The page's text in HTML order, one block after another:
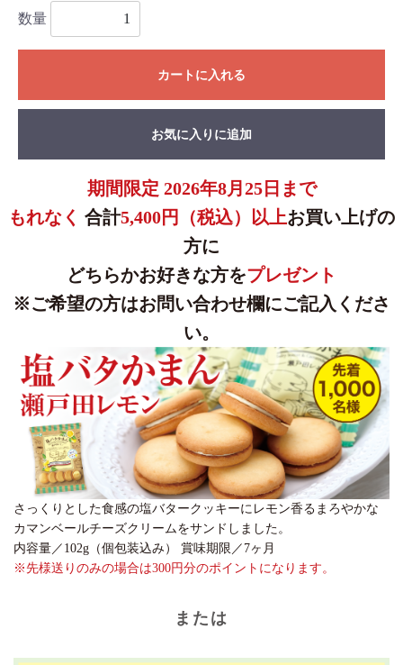
数量
カートに入れる
お気に入りに追加
期間限定 2026年8月25日まで
もれなく 合計5,400円（税込）以上お買い上げの
方に
どちらかお好きな方をプレゼント
※ご希望の方はお問い合わせ欄にご記入くださ
い。
さっくりとした食感の塩バタークッキーにレモン香るまろやかな
カマンベールチーズクリームをサンドしました。
内容量／102g（個包装込み） 賞味期限／7ヶ月
※先様送りのみの場合は300円分のポイントになります。
または